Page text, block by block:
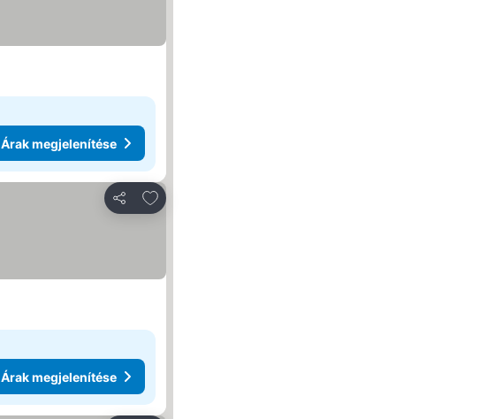
Árak megjelenítése
Megosztás
Hozzáadás a kedvencekhez
Árak megjelenítése